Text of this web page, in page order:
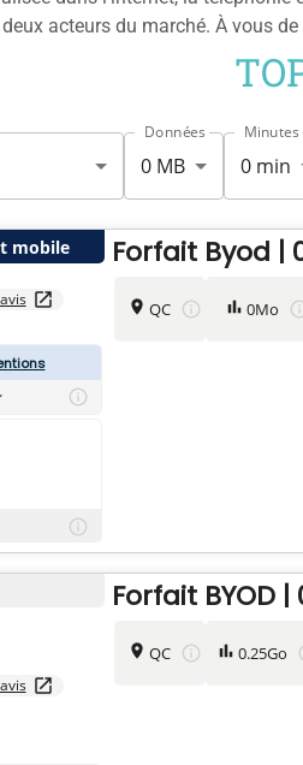
acteurs du marché. À vous